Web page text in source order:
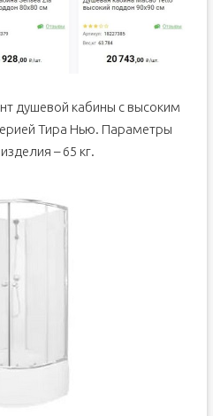
душевой кабины с высоким
Тира Нью. Параметры
– 65 кг.